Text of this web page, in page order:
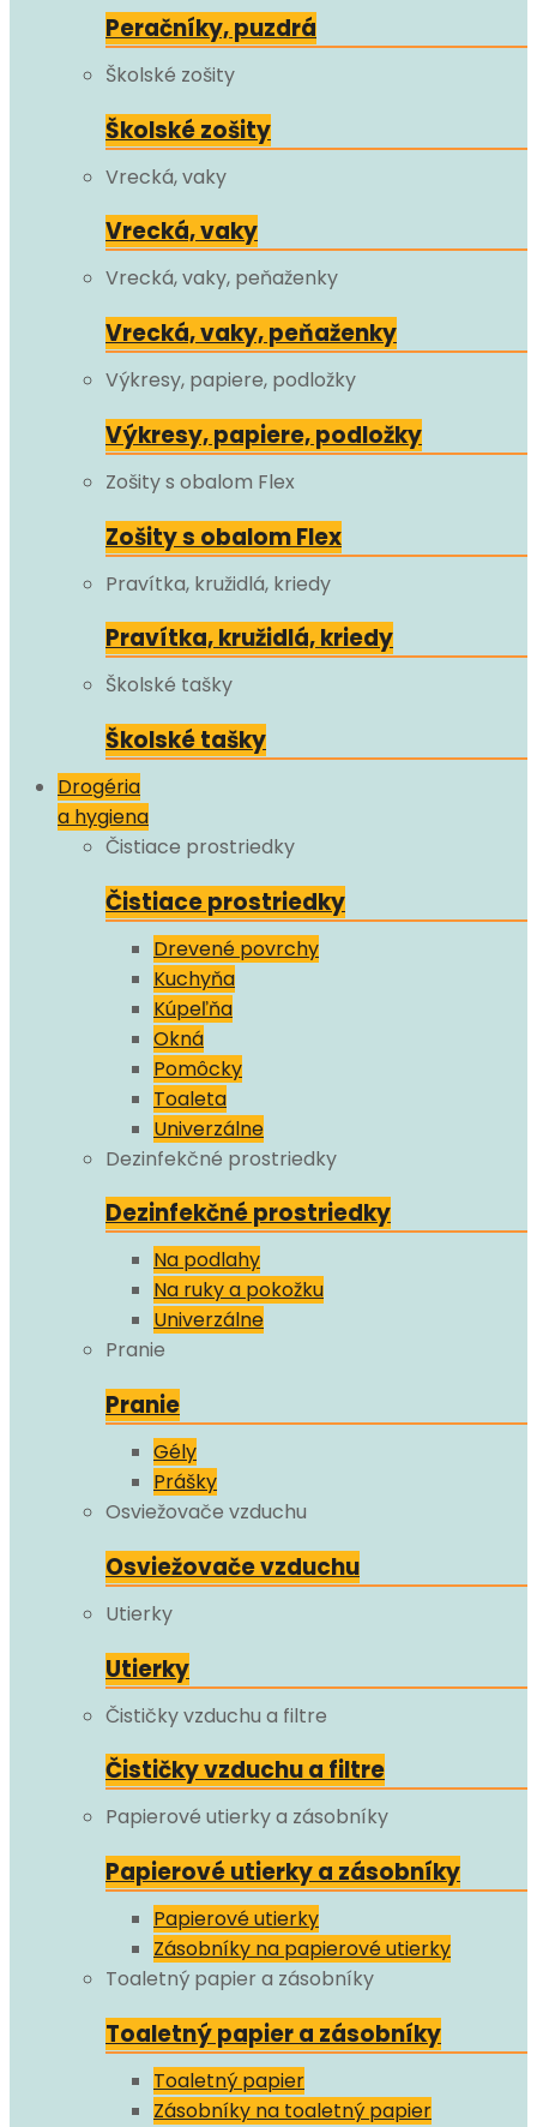
Peračníky, puzdrá
Školské zošity
Školské zošity
Vrecká, vaky
Vrecká, vaky
Vrecká, vaky, peňaženky
Vrecká, vaky, peňaženky
Výkresy, papiere, podložky
Výkresy, papiere, podložky
Zošity s obalom Flex
Zošity s obalom Flex
Pravítka, kružidlá, kriedy
Pravítka, kružidlá, kriedy
Školské tašky
Školské tašky
Drogéria
a hygiena
Čistiace prostriedky
Čistiace prostriedky
Drevené povrchy
Kuchyňa
Kúpeľňa
Okná
Pomôcky
Toaleta
Univerzálne
Dezinfekčné prostriedky
Dezinfekčné prostriedky
Na podlahy
Na ruky a pokožku
Univerzálne
Pranie
Pranie
Gély
Prášky
Osviežovače vzduchu
Osviežovače vzduchu
Utierky
Utierky
Čističky vzduchu a filtre
Čističky vzduchu a filtre
Papierové utierky a zásobníky
Papierové utierky a zásobníky
Papierové utierky
Zásobníky na papierové utierky
Toaletný papier a zásobníky
Toaletný papier a zásobníky
Toaletný papier
Zásobníky na toaletný papier